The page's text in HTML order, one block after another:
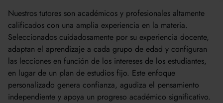
Katrina, EE.UU.
Nuestros tutores son académicos y profesionales altamente
calificados con una amplia experiencia en la materia.
Seleccionados cuidadosamente por su experiencia docente,
adaptan el aprendizaje a cada grupo de edad y configuran
las lecciones en función de los intereses de los estudiantes,
en lugar de un plan de estudios fijo. Este enfoque
personalizado genera confianza, agudiza el pensamiento
independiente y apoya un progreso académico significativo.